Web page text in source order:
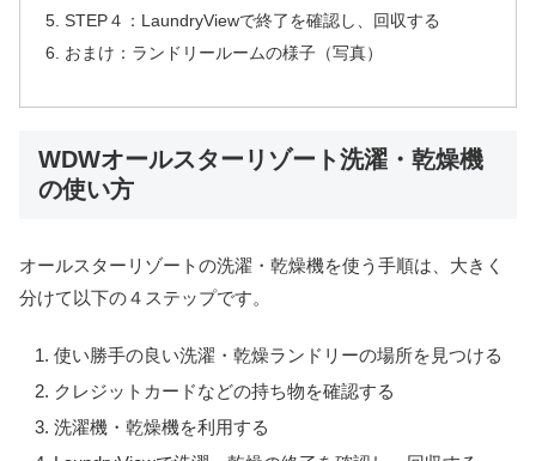
STEP４：LaundryViewで終了を確認し、回収する
おまけ：ランドリールームの様子（写真）
WDWオールスターリゾート洗濯・乾燥機
の使い方
オールスターリゾートの洗濯・乾燥機を使う手順は、大きく
分けて以下の４ステップです。
使い勝手の良い洗濯・乾燥ランドリーの場所を見つける
クレジットカードなどの持ち物を確認する
洗濯機・乾燥機を利用する